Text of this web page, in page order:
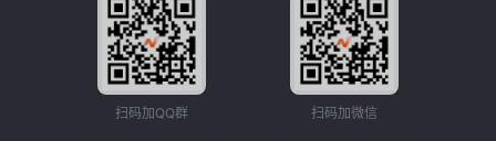
扫码加QQ群 扫码加微信